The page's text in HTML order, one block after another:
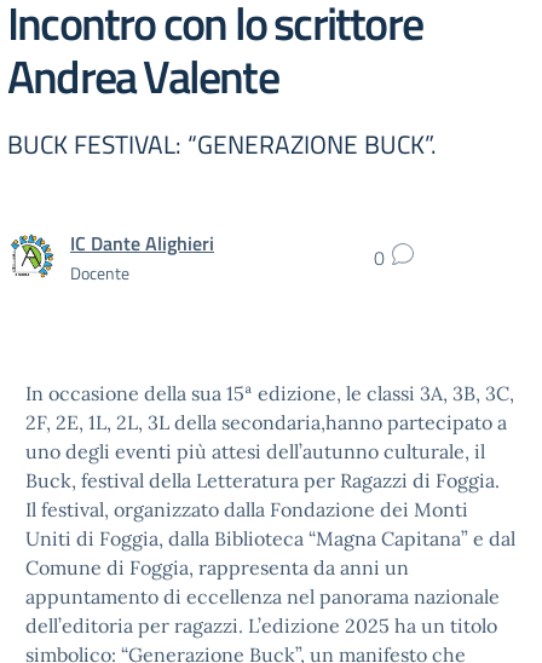
Incontro con lo scrittore
Andrea Valente
BUCK FESTIVAL: “GENERAZIONE BUCK”.
IC Dante Alighieri
Docente 0
In occasione della sua 15ª edizione, le classi 3A, 3B, 3C,
2F, 2E, 1L, 2L, 3L della secondaria,hanno partecipato a
uno degli eventi più attesi dell’autunno culturale, il
Buck, festival della Letteratura per Ragazzi di Foggia.
Il festival, organizzato dalla Fondazione dei Monti
Uniti di Foggia, dalla Biblioteca “Magna Capitana” e dal
Comune di Foggia, rappresenta da anni un
appuntamento di eccellenza nel panorama nazionale
dell’editoria per ragazzi. L’edizione 2025 ha un titolo
simbolico: “Generazione Buck”, un manifesto che